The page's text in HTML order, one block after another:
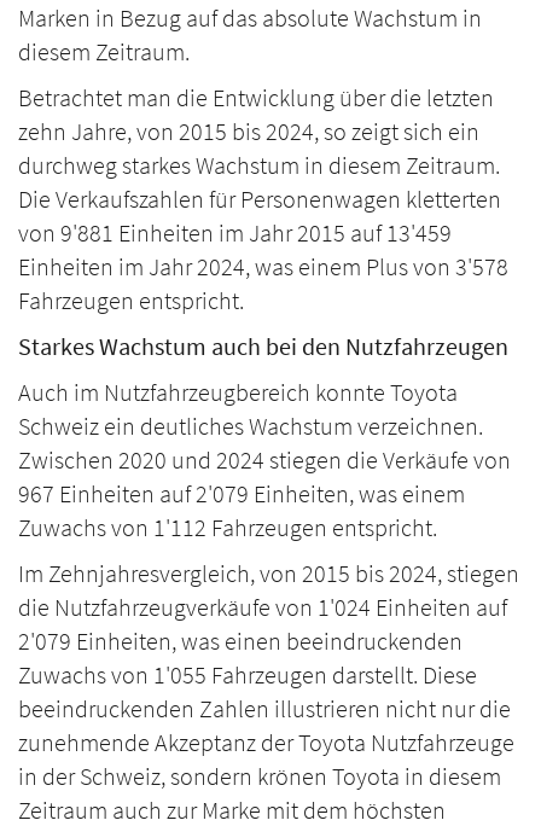
Marken in Bezug auf das absolute Wachstum in
diesem Zeitraum.
Betrachtet man die Entwicklung über die letzten
zehn Jahre, von 2015 bis 2024, so zeigt sich ein
durchweg starkes Wachstum in diesem Zeitraum.
Die Verkaufszahlen für Personenwagen kletterten
von 9'881 Einheiten im Jahr 2015 auf 13'459
Einheiten im Jahr 2024, was einem Plus von 3'578
Fahrzeugen entspricht.
Starkes Wachstum auch bei den Nutzfahrzeugen
Auch im Nutzfahrzeugbereich konnte Toyota
Schweiz ein deutliches Wachstum verzeichnen.
Zwischen 2020 und 2024 stiegen die Verkäufe von
967 Einheiten auf 2'079 Einheiten, was einem
Zuwachs von 1'112 Fahrzeugen entspricht.
Im Zehnjahresvergleich, von 2015 bis 2024, stiegen
die Nutzfahrzeugverkäufe von 1'024 Einheiten auf
2'079 Einheiten, was einen beeindruckenden
Zuwachs von 1'055 Fahrzeugen darstellt. Diese
beeindruckenden Zahlen illustrieren nicht nur die
zunehmende Akzeptanz der Toyota Nutzfahrzeuge
in der Schweiz, sondern krönen Toyota in diesem
Zeitraum auch zur Marke mit dem höchsten